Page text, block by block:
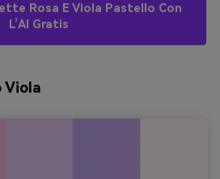
Rosa E Viola Pastello Con
L’AI Gratis
Viola